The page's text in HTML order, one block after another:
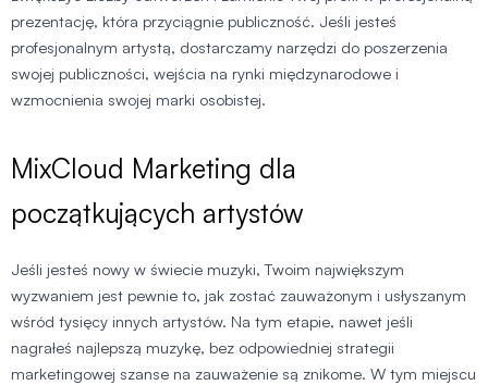
prezentację, która przyciągnie publiczność. Jeśli jesteś
profesjonalnym artystą, dostarczamy narzędzi do poszerzenia
swojej publiczności, wejścia na rynki międzynarodowe i
wzmocnienia swojej marki osobistej.
MixCloud Marketing dla
początkujących artystów
Jeśli jesteś nowy w świecie muzyki, Twoim największym
wyzwaniem jest pewnie to, jak zostać zauważonym i usłyszanym
wśród tysięcy innych artystów. Na tym etapie, nawet jeśli
nagrałeś najlepszą muzykę, bez odpowiedniej strategii
marketingowej szanse na zauważenie są znikome. W tym miejscu